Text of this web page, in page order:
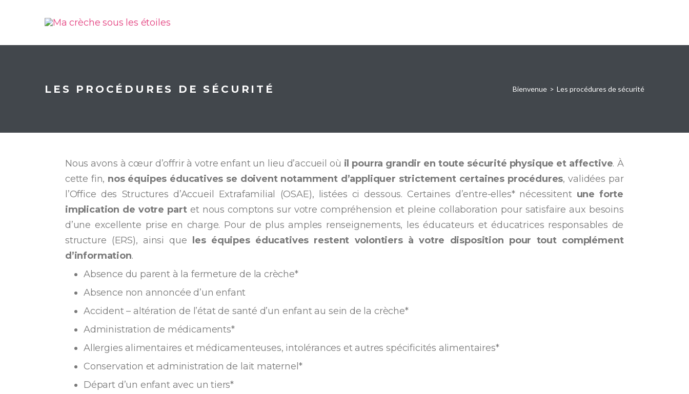
LES PROCÉDURES DE SÉCURITÉ Bienvenue > Les procédures de sécurité
Nous avons à cœur d’offrir à votre enfant un lieu d’accueil où il pourra grandir en toute sécurité physique et affective. À
cette fin, nos équipes éducatives se doivent notamment d’appliquer strictement certaines procédures, validées par
l’Office des Structures d’Accueil Extrafamilial (OSAE), listées ci dessous. Certaines d’entre-elles* nécessitent une forte
implication de votre partet nous comptons sur votre compréhension et pleine collaboration pour satisfaire aux besoins
d’une excellente prise en charge. Pour de plus amples renseignements, les éducateurs et éducatrices responsables de
structure (ERS), ainsi que
les équipes éducatives restent volontiers à votre disposition pour tout complément
d’information.
Absence du parent à la fermeture de la crèche*
Absence non annoncée d’un enfant
Accident – altération de l’état de santé d’un enfant au sein de la crèche*
Administration de médicaments*
Allergies alimentaires et médicamenteuses, intolérances et autres spécificités alimentaires*
Conservation et administration de lait maternel*
Départ d’un enfant avec un tiers*